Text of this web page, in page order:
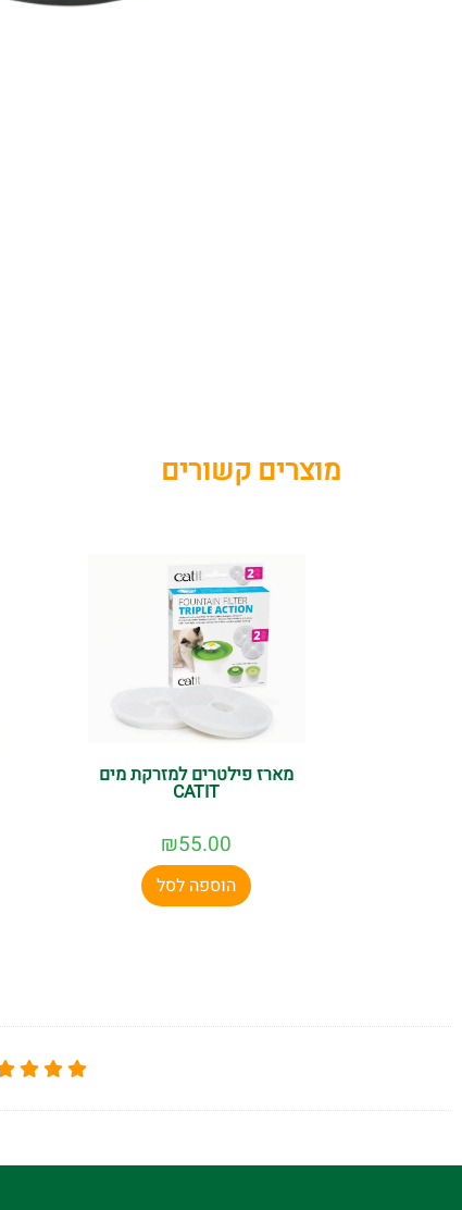
מוצרים קשורים
מארז פילטרים למזרקת מים
CATIT
₪55.00
הוספה לסל